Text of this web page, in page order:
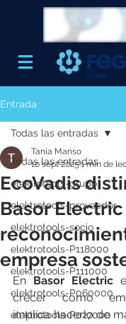
Entrada
Todas las entradas
elektrotools-grupo
elektrotools-proveedor
elektrotools-socio
elektrotools-P118000
elektrotools-P111000
elektrotools-P060000
elektrotools-P027000
Todas las entradas
EcoVadis
Basor
empresa
Tania Manso
10 sept 20251 min de
En Basor Electric
crecer como
implica hacerlo de